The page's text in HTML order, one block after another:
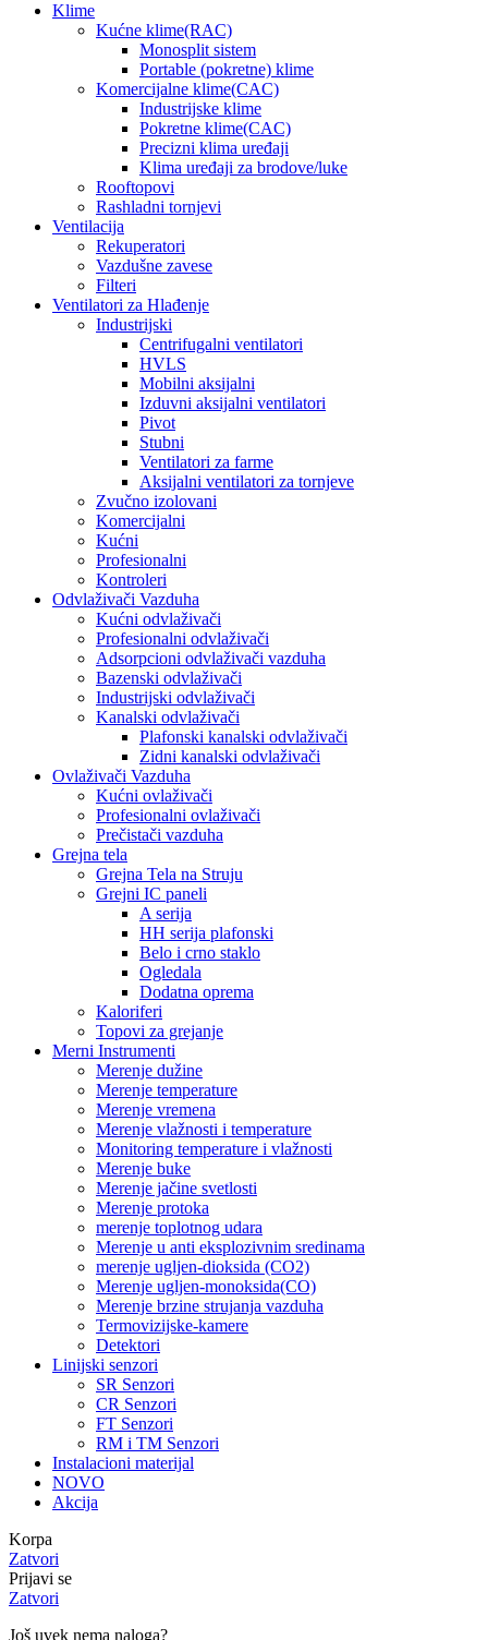
Klime
Kućne klime(RAC)
Monosplit sistem
Portable (pokretne) klime
Komercijalne klime(CAC)
Industrijske klime
Pokretne klime(CAC)
Precizni klima uređaji
Klima uređaji za brodove/luke
Rooftopovi
Rashladni tornjevi
Ventilacija
Rekuperatori
Vazdušne zavese
Filteri
Ventilatori za Hlađenje
Industrijski
Centrifugalni ventilatori
HVLS
Mobilni aksijalni
Izduvni aksijalni ventilatori
Pivot
Stubni
Ventilatori za farme
Aksijalni ventilatori za tornjeve
Zvučno izolovani
Komercijalni
Kućni
Profesionalni
Kontroleri
Odvlaživači Vazduha
Kućni odvlaživači
Profesionalni odvlaživači
Adsorpcioni odvlaživači vazduha
Bazenski odvlaživači
Industrijski odvlaživači
Kanalski odvlaživači
Plafonski kanalski odvlaživači
Zidni kanalski odvlaživači
Ovlaživači Vazduha
Kućni ovlaživači
Profesionalni ovlaživači
Prečistači vazduha
Grejna tela
Grejna Tela na Struju
Grejni IC paneli
A serija
HH serija plafonski
Belo i crno staklo
Ogledala
Dodatna oprema
Kaloriferi
Topovi za grejanje
Merni Instrumenti
Merenje dužine
Merenje temperature
Merenje vremena
Merenje vlažnosti i temperature
Monitoring temperature i vlažnosti
Merenje buke
Merenje jačine svetlosti
Merenje protoka
merenje toplotnog udara
Merenje u anti eksplozivnim sredinama
merenje ugljen-dioksida (CO2)
Merenje ugljen-monoksida(CO)
Merenje brzine strujanja vazduha
Termovizijske-kamere
Detektori
Linijski senzori
SR Senzori
CR Senzori
FT Senzori
RM i TM Senzori
Instalacioni materijal
NOVO
Akcija
Korpa
Zatvori
Prijavi se
Zatvori
Još uvek nema naloga?